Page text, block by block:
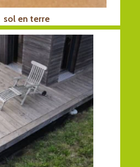
sol en terre